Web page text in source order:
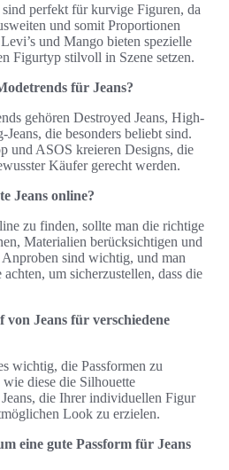
perfekt für kurvige Figuren, da
und somit Proportionen
und Mango bieten spezielle
Figurtyp stilvoll in Szene setzen.
für Jeans?
gehören Destroyed Jeans, High-
Jeans, die besonders beliebt sind.
und ASOS kreieren Designs, die
Käufer gerecht werden.
Jeans online?
zu finden, sollte man die richtige
Materialien berücksichtigen und
Anproben sind wichtig, und man
um sicherzustellen, dass die
von Jeans für verschiedene
wichtig, die Passformen zu
diese die Silhouette
die Ihrer individuellen Figur
Look zu erzielen.
eine gute Passform für Jeans